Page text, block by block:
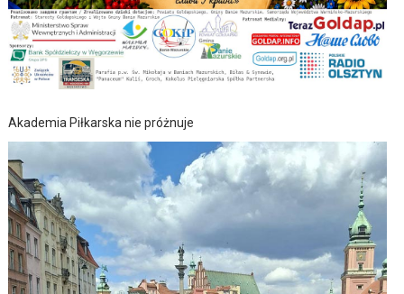
Akademia Piłkarska nie próżnuje